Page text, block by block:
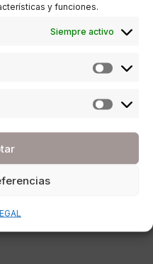
y funciones.
Siempre activo